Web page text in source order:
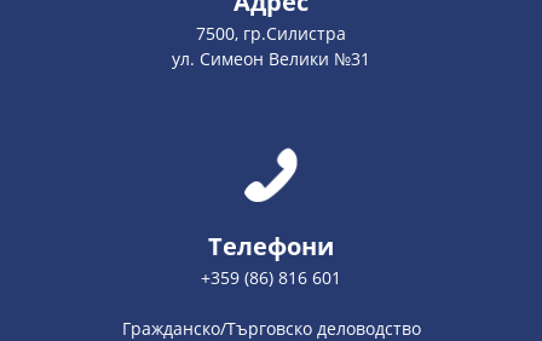
7500, гр.Силистра
ул. Симеон Велики №31
Телефони
+359 (86) 816 601
Гражданско/Търговско деловодство